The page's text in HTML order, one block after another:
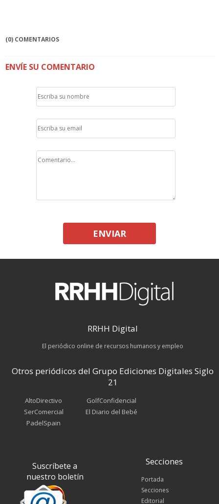
(0) COMENTARIOS
ENVÍE SU COMENTARIO
ENVIAR
RRHH Digital
El periódico online de recursos humanos y empleo
Otros periódicos del Grupo Ediciones Digitales Siglo
21
AltoDirectivo
SerComercial
PadelSpain
GolfConfidencial
El Diario del Bebé
Suscríbete a
nuestro boletín
Secciones
Portada
Secciones
Editorial